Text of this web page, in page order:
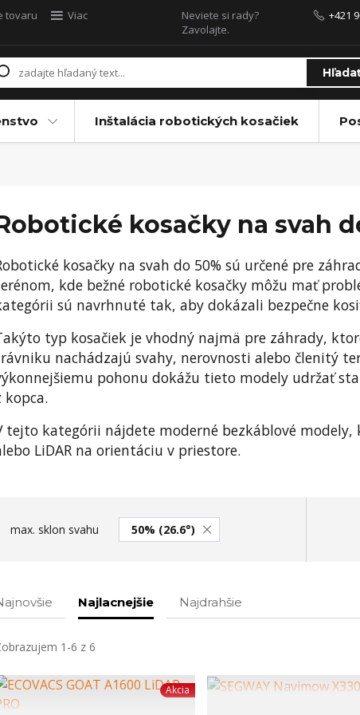
tovaru Viac
Neviete si rady?
Zavolajte.
+421
Inštalácia robotických kosačiek
kosačky na svah
kosačky na svah do 50% sú určené pre
kde bežné robotické kosačky môžu mať
sú navrhnuté tak, aby dokázali bezpečne
typ kosačiek je vhodný najmä pre záhrady,
nachádzajú svahy, nerovnosti alebo členitý
pohonu dokážu tieto modely udržať
kopca.
tejto kategórii nájdete moderné bezkáblové
LiDAR na orientáciu v priestore.
max. sklon svahu 50% (26.6°)
Najlacnejšie Najdrahšie
1-6 z 6
Akcia